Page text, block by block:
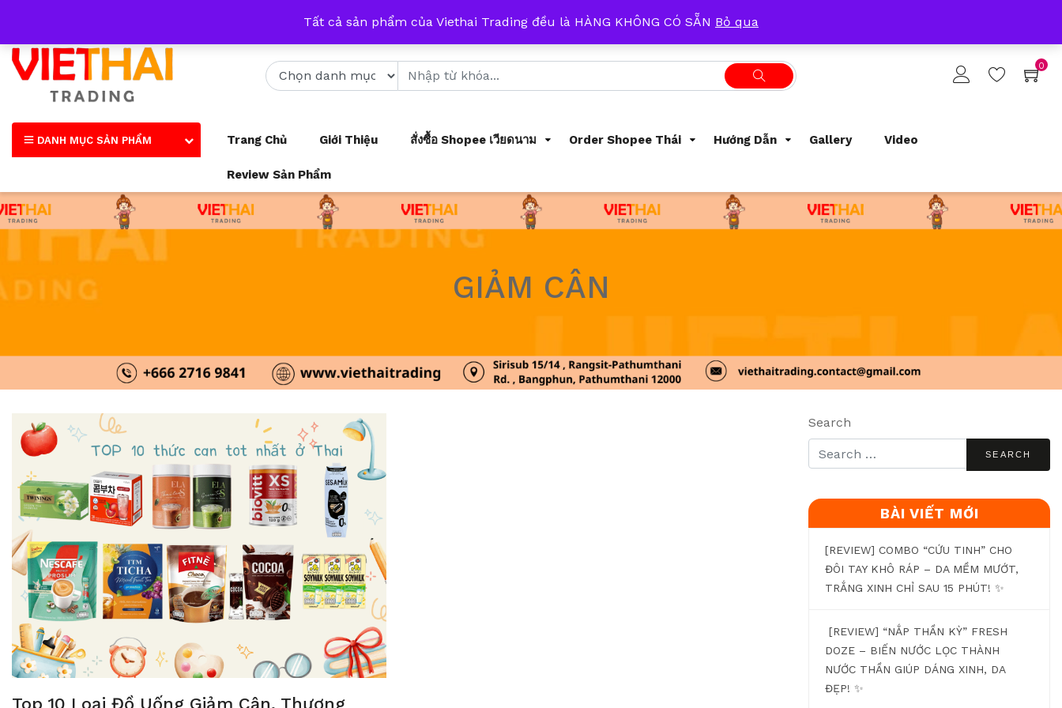
Nhận tư vấn qua tất cả các trang mạng xã hội và số điện thoại từ 8h đến 17h mỗi ngày
0
DANH MỤC SẢN PHẨM Trang Chủ Giới Thiệu สั่งซื้อ Shopee เวียดนาม Order Shopee Thái Hướng Dẫn Gallery Video
Review Sản Phẩm
GIẢM CÂN
Top 10 Loại Đồ Uống Giảm Cân, Thương
Search
BÀI VIẾT MỚI
[REVIEW] COMBO “CỨU TINH” CHO
ĐÔI TAY KHÔ RÁP – DA MỀM MƯỚT,
TRẮNG XINH CHỈ SAU 15 PHÚT! ✨
[REVIEW] “NẮP THẦN KỲ” FRESH
DOZE – BIẾN NƯỚC LỌC THÀNH
NƯỚC THẦN GIÚP DÁNG XINH, DA
ĐẸP! ✨
Tất cả sản phẩm của Viethai Trading đều là HÀNG KHÔNG CÓ SẴN Bỏ qua